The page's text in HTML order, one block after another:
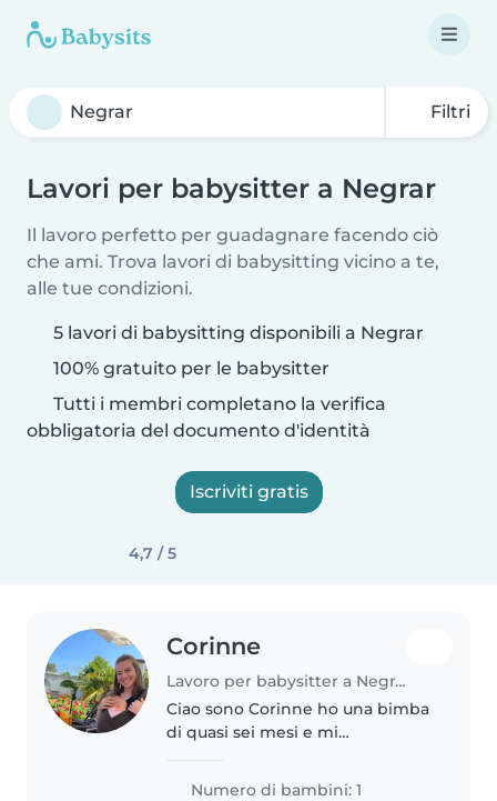
Filtri
Lavori per babysitter a Negrar
Il lavoro perfetto per guadagnare facendo ciò
che ami. Trova lavori di babysitting vicino a te,
alle tue condizioni.
5 lavori di babysitting disponibili a Negrar
100% gratuito per le babysitter
Tutti i membri completano la verifica
obbligatoria del documento d'identità
Iscriviti gratis
4,7 / 5
Corinne
Lavoro per babysitter a Negrar
Ciao sono Corinne ho una bimba
di quasi sei mesi e mi
pomeriggio con lei grazie
Numero di bambini: 1